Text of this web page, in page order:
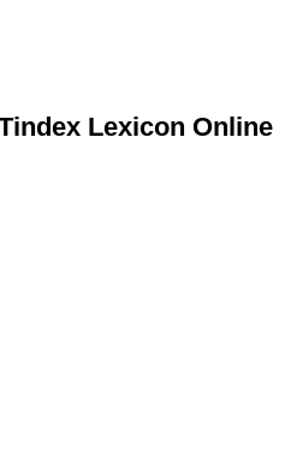
Lexicon Online